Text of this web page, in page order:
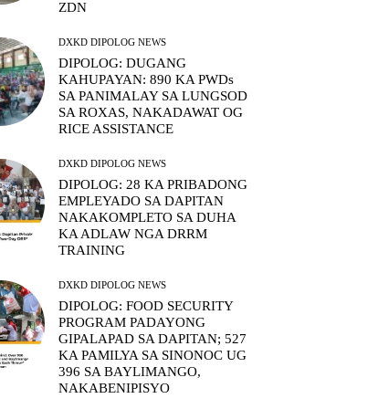
ZDN
DXKD DIPOLOG NEWS
DIPOLOG: DUGANG
KAHUPAYAN: 890 KA PWDs
SA PANIMALAY SA LUNGSOD
SA ROXAS, NAKADAWAT OG
RICE ASSISTANCE
DXKD DIPOLOG NEWS
DIPOLOG: 28 KA PRIBADONG
EMPLEYADO SA DAPITAN
NAKAKOMPLETO SA DUHA
KA ADLAW NGA DRRM
TRAINING
DXKD DIPOLOG NEWS
DIPOLOG: FOOD SECURITY
PROGRAM PADAYONG
GIPALAPAD SA DAPITAN; 527
KA PAMILYA SA SINONOC UG
396 SA BAYLIMANGO,
NAKABENIPISYO